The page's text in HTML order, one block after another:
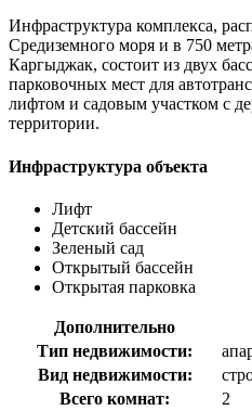
Инфраструктура комплекса,
Средиземного моря и в 750
Каргыджак, состоит из двух
парковочных мест для
лифтом и садовым участком с
территории.
Инфраструктура объекта
Лифт
Детский бассейн
Зеленый сад
Открытый бассейн
Открытая парковка
Дополнительно
Тип недвижимости:
Вид недвижимости:
Всего комнат:
2